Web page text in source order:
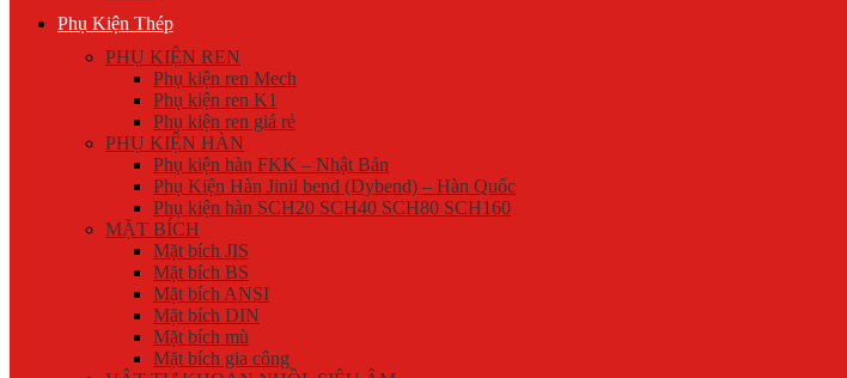
Phụ Kiện Thép
PHỤ KIỆN REN
Phụ kiện ren Mech
Phụ kiện ren K1
Phụ kiện ren giá rẻ
PHỤ KIỆN HÀN
Phụ kiện hàn FKK – Nhật Bản
Phụ Kiện Hàn Jinil bend (Dybend) – Hàn Quốc
Phụ kiện hàn SCH20 SCH40 SCH80 SCH160
MẶT BÍCH
Mặt bích JIS
Mặt bích BS
Mặt bích ANSI
Mặt bích DIN
Mặt bích mù
Mặt bích gia công